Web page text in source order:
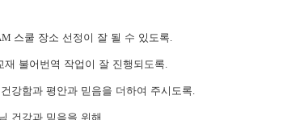
스쿨 장소 선정이 잘 될 수 있도록.
재 불어번역 작업이 잘 진행되도록.
강함과 평안과 믿음을 더하여 주시도록.
건강과 믿음을 위해.